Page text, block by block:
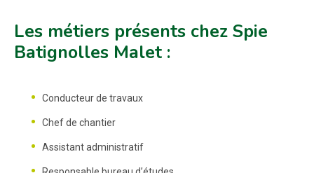
Les métiers présents chez Spie
Batignolles Malet :
Conducteur de travaux
Chef de chantier
Assistant administratif